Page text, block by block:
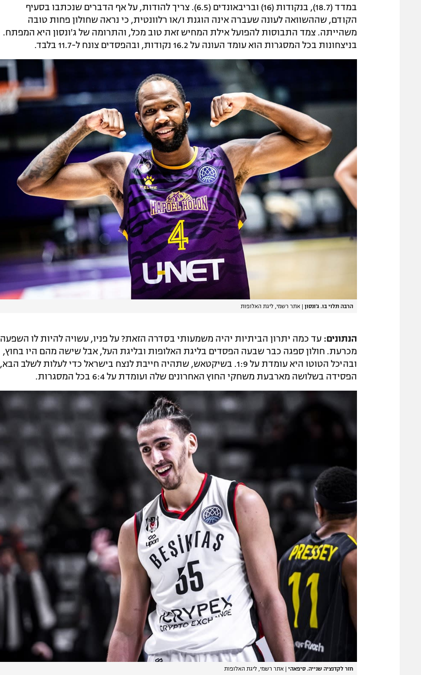
במדד (18.7), בנקודות (16) ובריבאונדים (6.5). צריך להודות, על אף הדברים שנכתבו בסעיף
הקודם, שההשוואה לעונה שעברה אינה הוגנת ו/או רלוונטית, כי נראה שחולון פחות טובה
משהייתה. צמד התבוסות להפועל אילת המחיש זאת טוב מכל, והתרומה של ג'ונסון היא המפתח.
בניצחונות בכל המסגרות הוא עומד העונה על 16.2 נקודות, ובהפסדים צונח ל-11.7 בלבד.
הרבה תלוי בו. ג'ונסון אתר רשמי, ליגת האלופות
הנתונים: עד כמה יתרון הביתיות יהיה משמעותי בסדרה הזאת? על פניו, עשויה להיות לו השפעה
מכרעת. חולון ספגה כבר שבעה הפסדים בליגת האלופות ובליגת העל, אבל שישה מהם היו בחוץ,
ובהיכל הטוטו היא עומדת על 1:9. בשיקטאש, שתהיה חייבת לנצח בישראל כדי לעלות לשלב הבא,
הפסידה בשלושה מארבעת משחקי החוץ האחרונים שלה ועומדת על 6:4 בכל המסגרות.
חזר לקדנציה שנייה. סיפאהי | אתר רשמי, ליגת האלופות